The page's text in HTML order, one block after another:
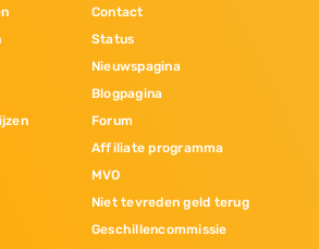
Contact
Status
Nieuwspagina
Blogpagina
Forum
Affiliate programma
MVO
Niet tevreden geld terug
Geschillencommissie